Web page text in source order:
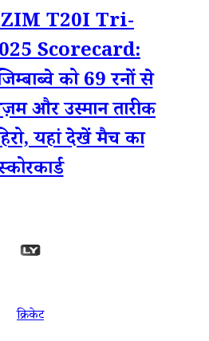
T20I Tri-
Scorecard:
को 69 रनों से
और उस्मान तारीक
यहां देखें मैच का
क्रिकेट